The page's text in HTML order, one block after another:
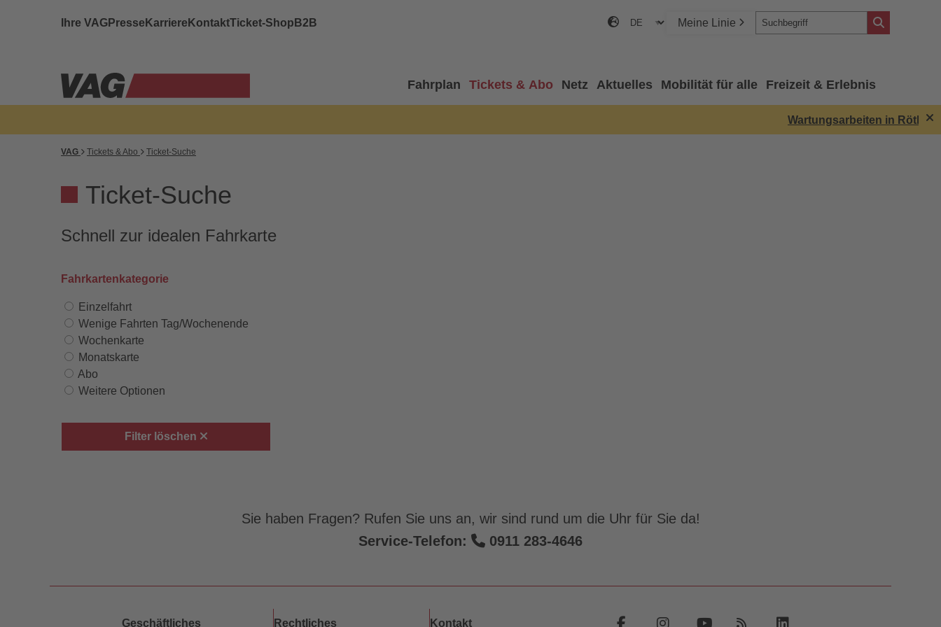
Ihre VAGPresse Karriere KontaktTicket-Shop B2B Meine Linie
Fahrplan Tickets & Abo Netz Aktuelles Mobilität für alle Freizeit & Erlebnis
Wartungsarbeiten in
VAG Tickets & Abo Ticket-Suche
Ticket-Suche
Schnell zur idealen Fahrkarte
Fahrkartenkategorie
Einzelfahrt
Wenige Fahrten Tag/Wochenende
Wochenkarte
Monatskarte
Abo
Weitere Optionen
Filter löschen
Sie haben Fragen? Rufen Sie uns an, wir sind rund um die Uhr für Sie da!
Service-Telefon:
0911 283-4646
Geschäftliches Rechtliches Kontakt